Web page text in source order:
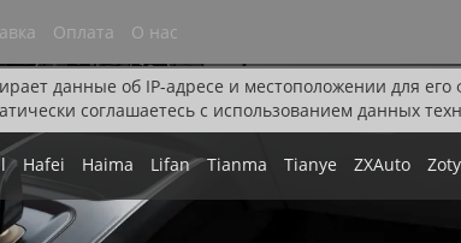
данные об IP-адресе и местоположении для
соглашаетесь с использованием данных
Оплата О нас
Hafei Haima Lifan Tianma Tianye ZXAuto